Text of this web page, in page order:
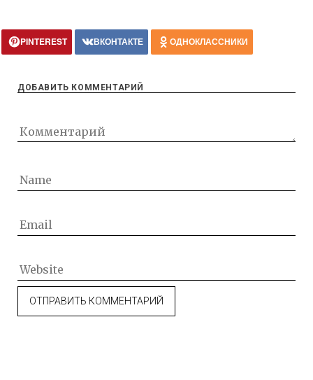
PINTEREST ВКОНТАКТЕ ОДНОКЛАССНИКИ
ДОБАВИТЬ КОММЕНТАРИЙ